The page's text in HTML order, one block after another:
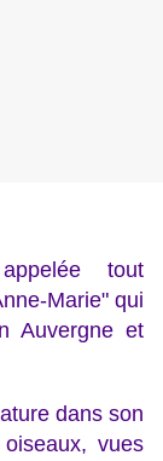
tout
Marie" qui
Auvergne et
dans son
vues